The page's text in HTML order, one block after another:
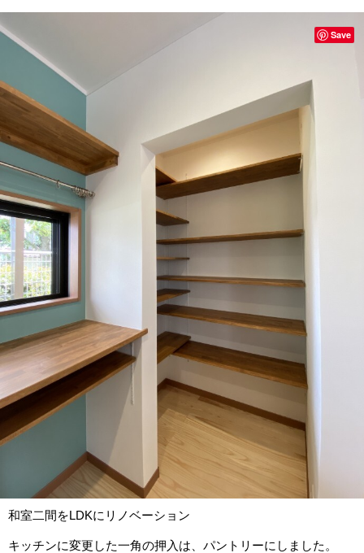
和室二間をLDKにリノベーション
キッチンに変更した一角の押入は、パントリーにしました。
Save